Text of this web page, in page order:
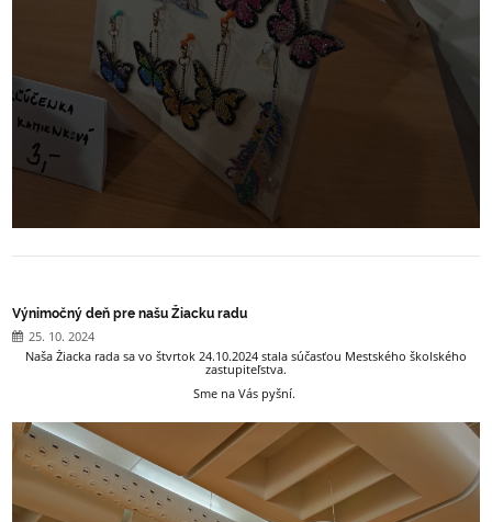
Výnimočný deň pre našu Žiacku radu
25. 10. 2024
Naša Žiacka rada sa vo štvrtok 24.10.2024 stala súčasťou Mestského školského
zastupiteľstva.
Sme na Vás pyšní.